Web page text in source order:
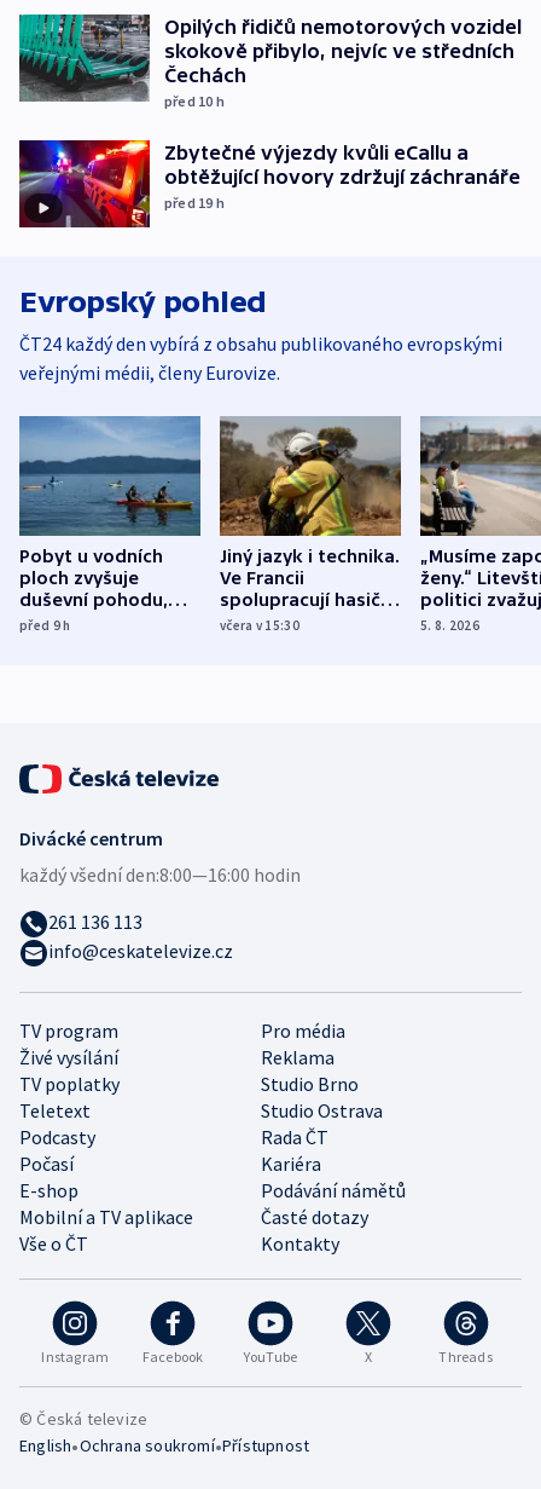
Opilých řidičů nemotorových vozidel
skokově přibylo, nejvíc ve středních
Čechách
před 10 h
Zbytečné výjezdy kvůli eCallu a
obtěžující hovory zdržují záchranáře
před 19 h
Evropský pohled
ČT24 každý den vybírá z obsahu publikovaného evropskými
veřejnými médii, členy Eurovize.
Pobyt u vodních
ploch zvyšuje
duševní pohodu,
ukázala
před 9h
Jiný jazyk i technika.
Ve Francii
spolupracují hasiči z
různých zemí
včera v 15:30
„Musíme
ženy.“
politici
dohodu o
5. 8. 2026
Instagram Facebook YouTube X Threads
TV program
Pro média
Živé vysílání
Reklama
TV poplatky
Studio Brno
Teletext
Studio Ostrava
Podcasty
Rada ČT
Počasí
Kariéra
E-shop
Podávání námětů
Mobilní a TV aplikace
Časté dotazy
Vše o ČT
Kontakty
Divácké centrum
každý všední den:8:00—16:00 hodin
261 136 113
info@ceskatelevize.cz
© Česká televize
English•Ochrana soukromí•Přístupnost